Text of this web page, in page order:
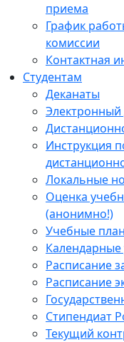
приема
График
комиссии
Контактная
Студентам
Деканаты
Электронный
Инструкция
Локальные
Оценка
(анонимно!)
Учебные
Расписание
Расписание
Стипендиат
Текущий